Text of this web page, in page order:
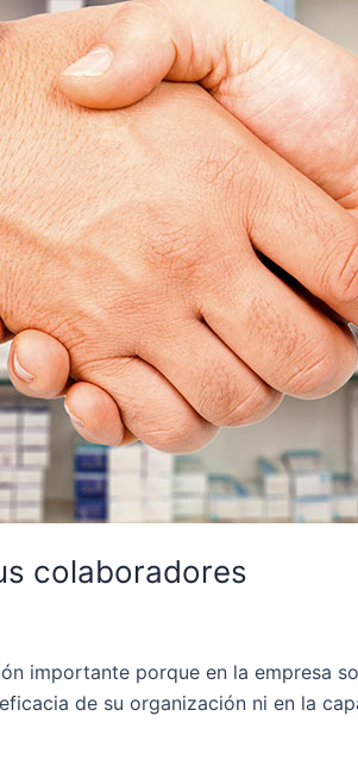
colaboradores
importante porque en la empresa
de su organización ni en la